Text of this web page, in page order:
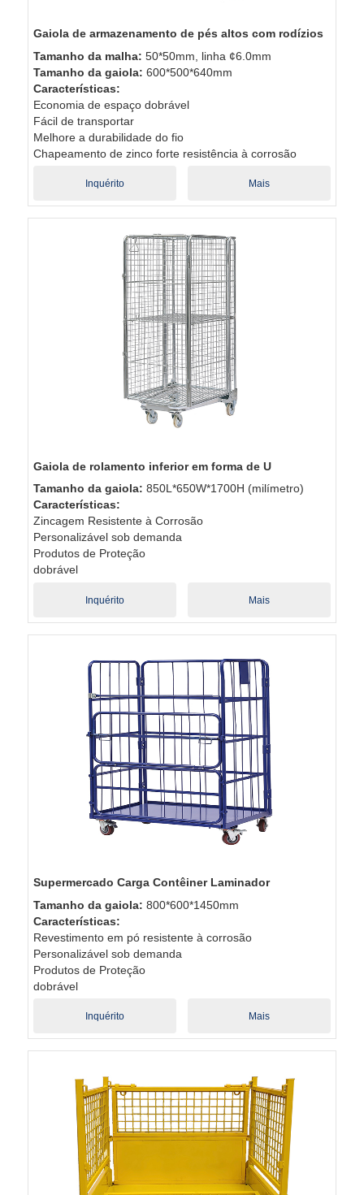
Gaiola de armazenamento de pés altos com rodízios
Tamanho da malha:50*50mm, linha ¢6.0mm
Tamanho da gaiola:600*500*640mm
Características:
Economia de espaço dobrável
Fácil de transportar
Melhore a durabilidade do fio
Chapeamento de zinco forte resistência à corrosão
Inquérito Mais
Gaiola de rolamento inferior em forma de U
Tamanho da gaiola:850L*650W*1700H (milímetro)
Características:
Zincagem Resistente à Corrosão
Personalizável sob demanda
Produtos de Proteção
dobrável
Inquérito Mais
Supermercado Carga Contêiner Laminador
Tamanho da gaiola:800*600*1450mm
Características:
Revestimento em pó resistente à corrosão
Personalizável sob demanda
Produtos de Proteção
dobrável
Inquérito Mais